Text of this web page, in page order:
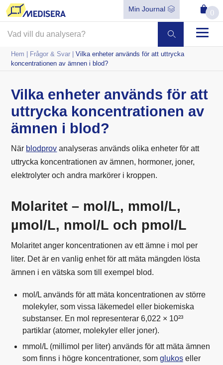
Min Journal 0
Hem | Frågor & Svar |Vilka enheter används för att uttrycka
koncentrationen av ämnen i blod?
Vilka enheter används för att
uttrycka koncentrationen av
ämnen i blod?
När blodprov analyseras används olika enheter för att
uttrycka koncentrationen av ämnen, hormoner, joner,
elektrolyter och andra markörer i kroppen.
Molaritet – mol/L, mmol/L,
µmol/L, nmol/L och pmol/L
Molaritet anger koncentrationen av ett ämne i mol per
liter. Det är en vanlig enhet för att mäta mängden lösta
ämnen i en vätska som till exempel blod.
mol/L används för att mäta koncentrationen av större
molekyler, som vissa läkemedel eller biokemiska
substanser. En mol representerar 6,022 × 10²³
partiklar (atomer, molekyler eller joner).
mmol/L (millimol per liter) används för att mäta ämnen
som finns i högre koncentrationer, som glukoseller